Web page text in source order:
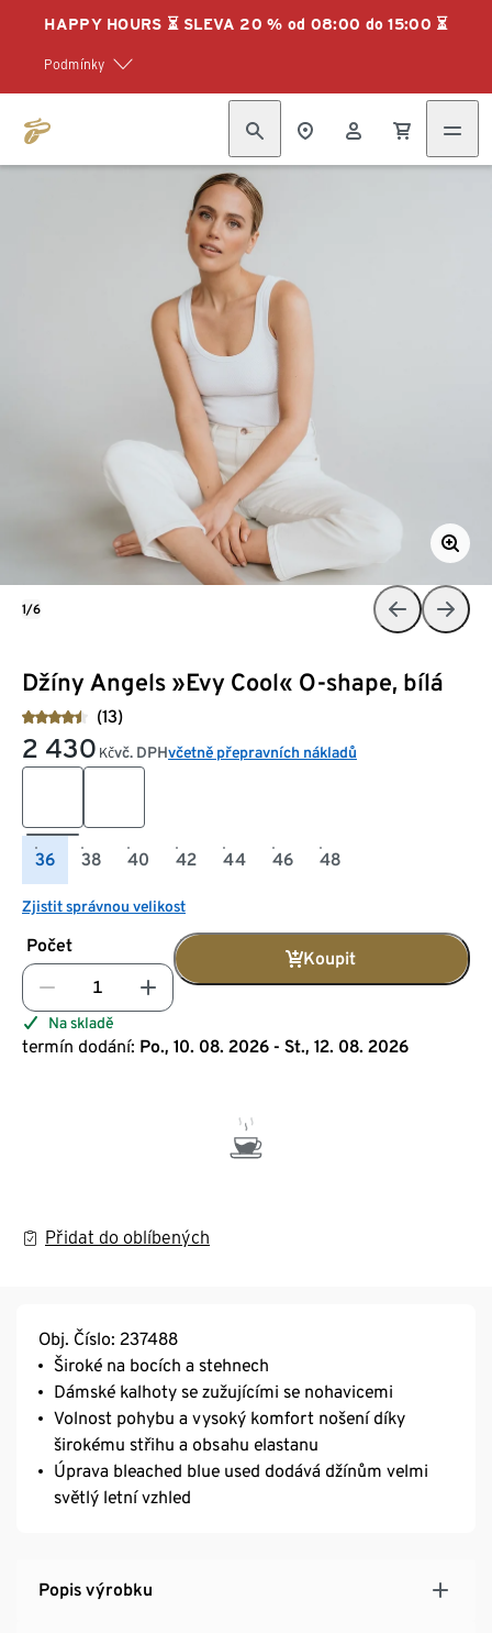
HAPPY HOURS ⏳ SLEVA 20 % od 08:00 do 15:00 ⏳
Podmínky
Džíny Angels »Evy Cool« O-shape, bílá
(13)
2 430 Kčvč. DPHvčetně přepravních nákladů
36 38 40 42 44 46 48
Zjistit správnou velikost
Počet
Koupit
Na skladě
termín dodání: Po., 10. 08. 2026 - St., 12. 08. 2026
Přidat do oblíbených
1/6
Obj. Číslo: 237488
Široké na bocích a stehnech
Dámské kalhoty se zužujícími se nohavicemi
Volnost pohybu a vysoký komfort nošení díky
širokému střihu a obsahu elastanu
Úprava bleached blue used dodává džínům velmi
světlý letní vzhled
Popis výrobku